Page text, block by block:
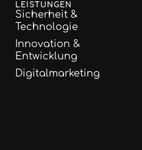
LEISTUNGEN
Sicherheit &
Technologie
Innovation &
Entwicklung
Digitalmarketing